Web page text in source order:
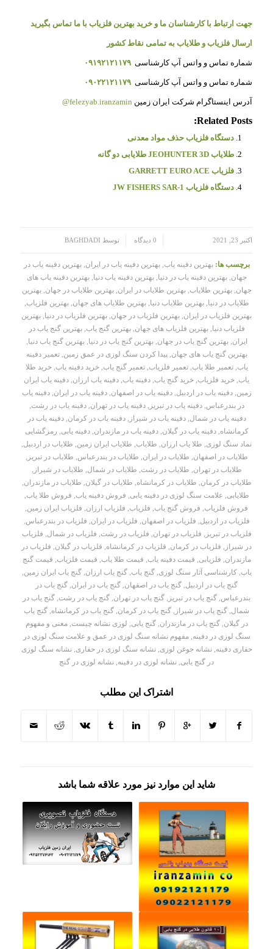
جهت ارتباط با کارشناسان ما و خرید بهترین فلزیاب با ما تماس بگیرید
ارسال فلزیاب و طلایاب به تمامی نقاط کشور
شماره تماس و واتس آپ کارشناسی ۰۹۱۹۲۱۲۱۱۷۹
شماره تماس و واتس آپ کارشناسی ۰۹۰۲۲۱۲۱۱۷۹
آدرس اینستاگرام شرکت ایران زمین felezyab.iranzamin@
Related Posts:
دستگاه فلزیاب حذف مواد معدنی
طلایاب JEOHUNTER 3D طلایابی دو گانه
فلزیاب GARRETT EURO ACE
دستگاه فلزیاب JW FISHERS SAR-1
اکتبر 23, 2021 0 دیدگاه توسط BAGHDADI
برچسب ها: بهترین دفینه یاب,بهترین دفینه یاب در ایران,بهترین دفینه یاب در
جهان,بهترین دفینه یاب در دنیا,بهترین دفینه یاب دنیا,بهترین دفینه یاب های
جهان,بهترین طلایاب,بهترین طلایاب در ایران,بهترین طلایاب در جهان,بهترین
طلایاب در دنیا,بهترین طلایاب دنیا,بهترین طلایاب های جهان,بهترین فلزیاب,
بهترین فلزیاب در ایران, بهترین فلزیاب در جهان, بهترین فلزیاب در دنیا, بهترین
فلزیاب دنیا,بهترین فلزیاب های جهان,بهترین گنج یاب,بهترین گنج یاب در
ایران,بهترین گنج یاب در جهان,بهترین گنج یاب در دنیا,بهترین گنج یاب دنیا,
بهترین گنج یاب های جهان,پیدا کردن سنگ لوزی در عمق زمین,تعمیر دفینه
یاب,تعمیر طلا یاب,تعمیر فلزیاب,تعمیر گنج یاب,خرید دفینه یاب,خرید طلا
یاب, خرید فلزیاب, خرید گنج یاب, دفینه یاب, دفینه یاب ارزان, دفینه یاب ایران
زمین,دفینه یاب در اردبیل,دفینه یاب در اصفهان,دفینه یاب در ایران,دفینه یاب
در بندرعباس,دفینه یاب در تبریز ,دفینه یاب در تهران,دفینه یاب در رشت,
دفینه یاب در شمال,دفینه یاب در شیراز ,دفینه یاب در کرمان,دفینه یاب در
کرمانشاه,دفینه یاب در گیلان,دفینه یاب در مازندران,دفینه یابی, رمزگشایی
نماد سنگ لوزی, طلا یاب ارزان, طلایاب, طلایاب ایران زمین, طلایاب در اردبیل,
طلایاب در اصفهان, طلایاب در ایران, طلایاب در بندرعباس, طلایاب در تبریز ,
طلایاب در تهران, طلایاب در رشت, طلایاب در شمال, طلایاب در شیراز ,
طلایاب در کرمان, طلایاب در کرمانشاه, طلایاب در گیلان, طلایاب در مازندران,
طلایابی, علامت سنگ لوزی در دفینه یابی, فروش دفینه یاب, فروش طلا یاب,
فروش فلزیاب, فروش گنج یاب, فلزیاب, فلزیاب ارزان, فلزیاب ایران زمین,
فلزیاب در اردبیل, فلزیاب در اصفهان, فلزیاب در ایران, فلزیاب در بندرعباس,
فلزیاب در تبریز , فلزیاب در تهران, فلزیاب در رشت, فلزیاب در شمال, فلزیاب
در شیراز , فلزیاب در کرمان, فلزیاب در کرمانشاه, فلزیاب در گیلان, فلزیاب در
مازندران, فلزیابی, قیمت دفینه یاب, قیمت طلا یاب, قیمت فلزیاب, قیمت گنج
یاب, کارشناسی آثار سنگ لوزی, گنج یاب, گنج یاب ارزان, گنج یاب ایران زمین,
گنج یاب در اردبیل, گنج یاب در اصفهان, گنج یاب در ایران, گنج یاب در
بندرعباس, گنج یاب در تبریز , گنج یاب در تهران, گنج یاب در رشت, گنج یاب در
شمال, گنج یاب در شیراز , گنج یاب در کرمان, گنج یاب در کرمانشاه, گنج یاب
در گیلان, گنج یاب در مازندران, گنج یابی, لوزی نشانه چیست,معنی و مفهوم
سنگ لوزی در دفینه,مفهوم نشانه سنگ لوزی در عمق و علامت سنگ لوزی در
حفاری دفینه,نشانه جوغن لوزی,نشانه سنگ لوزی در حفاری,نشانه سنگ لوزی
در گنج یابی, نشانه لوزی در دفینه, نشانه لوزی در گنج
اشتراک این مطلب
شاید این موارد نیز مورد علاقه شما باشد